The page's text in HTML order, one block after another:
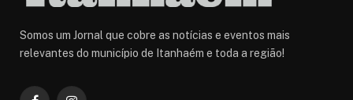
Somos um Jornal que cobre as notícias e eventos mais
relevantes do município de Itanhaém e toda a região!